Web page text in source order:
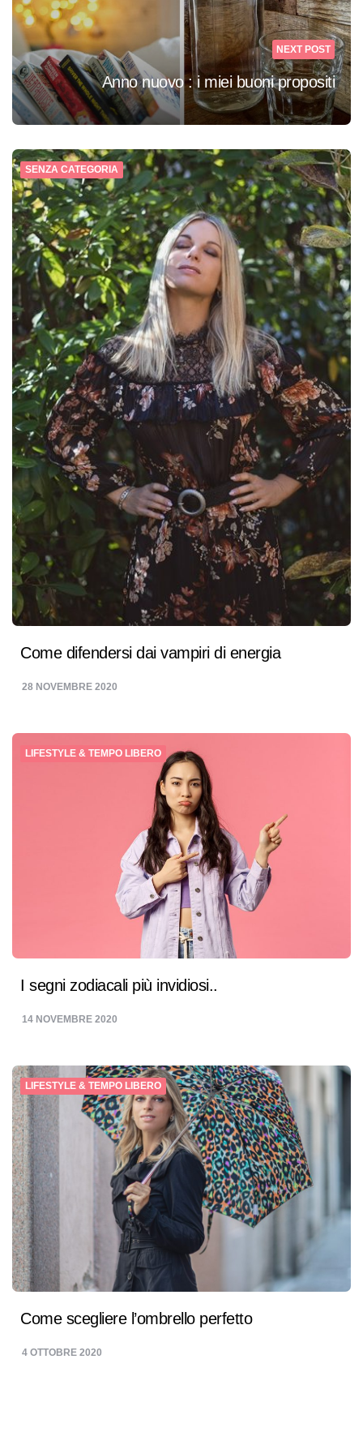
NEXT POST
Anno nuovo : i miei buoni propositi
SENZA CATEGORIA
Come difendersi dai vampiri di energia
28 NOVEMBRE 2020
LIFESTYLE & TEMPO LIBERO
I segni zodiacali più invidiosi..
14 NOVEMBRE 2020
LIFESTYLE & TEMPO LIBERO
Come scegliere l’ombrello perfetto
4 OTTOBRE 2020